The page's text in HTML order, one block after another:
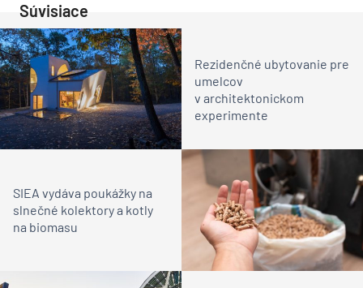
Súvisiace
Rezidenčné ubytovanie pre
umelcov
v architektonickom
experimente
SIEA vydáva poukážky na
slnečné kolektory a kotly
na biomasu